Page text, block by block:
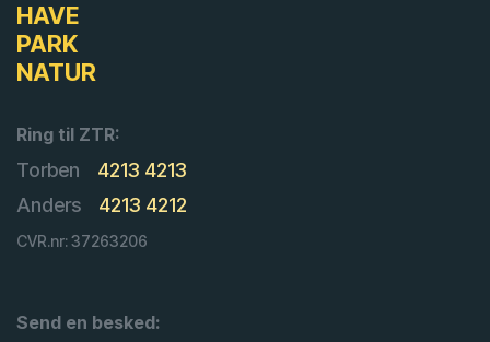
HAVE
PARK
NATUR
Ring til ZTR:
Torben
4213 4213
Anders
4213 4212
CVR.nr: 37263206
Send en besked: